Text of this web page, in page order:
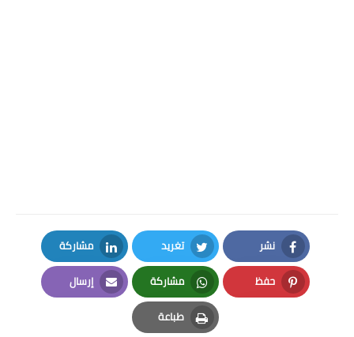
نشر
Facebook
تغريد
Twitter
مشاركة
LinkedIn
حفظ
Pinterest
مشاركة
Whatsapp
إرسال
Email
طباعة